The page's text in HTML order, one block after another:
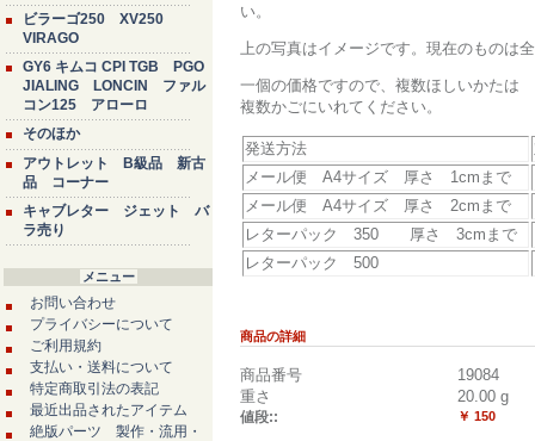
ビラーゴ250 XV250
VIRAGO
GY6 キムコ CPI TGB PGO
JIALING LONCIN ファル
コン125 アローロ
そのほか
アウトレット B級品 新古
品 コーナー
キャブレター ジェット バ
ラ売り
メニュー
お問い合わせ
プライバシーについて
ご利用規約
支払い・送料について
特定商取引法の表記
最近出品されたアイテム
絶版パーツ 製作・流用・
い。
上の写真はイメージです。現在のものは
一個の価格ですので、複数ほしいかたは
複数かごにいれてください。
発送方法
メール便 A4サイズ 厚さ 1cmまで
メール便 A4サイズ 厚さ 2cmまで
レターパック 350 厚さ 3cmまで
レターパック 500
商品の詳細
商品番号
19084
重さ
20.00 g
値段:: ￥ 150